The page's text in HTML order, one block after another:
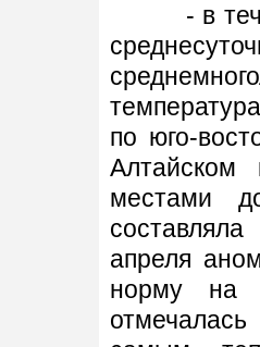
- в
по юго-
местами
апреля
норму на